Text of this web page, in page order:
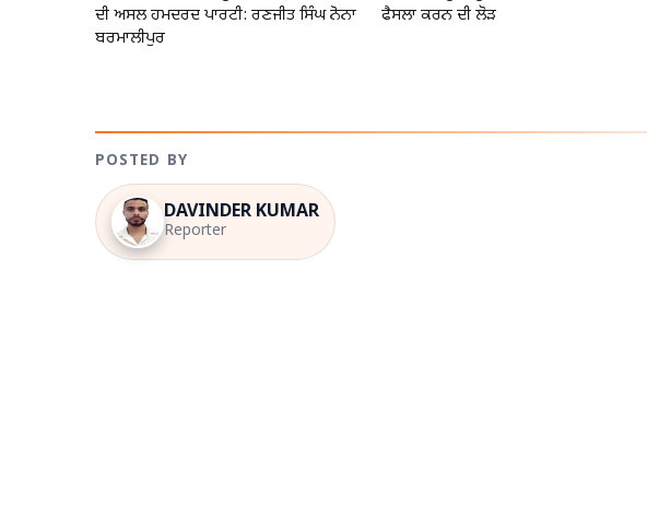
ਦੀ ਅਸਲ ਹਮਦਰਦ ਪਾਰਟੀ: ਰਣਜੀਤ ਸਿੰਘ ਨੋਨਾ
ਬਰਮਾਲੀਪੁਰ
ਫੈਸਲਾ ਕਰਨ ਦੀ ਲੋੜ
POSTED BY
DAVINDER KUMAR
Reporter